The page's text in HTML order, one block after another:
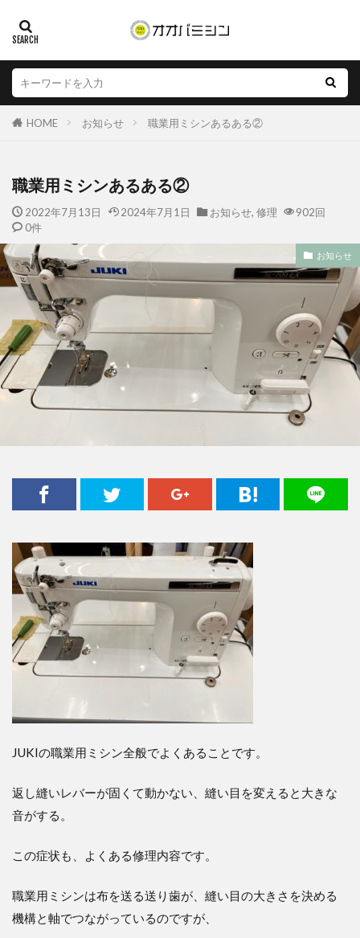
HOME お知らせ 職業用ミシンあるある②
職業用ミシンあるある②
2022年7月13日 2024年7月1日 お知らせ, 修理
902回
0件
お知らせ
JUKIの職業用ミシン全般でよくあることです。
返し縫いレバーが固くて動かない、縫い目を変えると大きな
音がする。
この症状も、よくある修理内容です。
職業用ミシンは布を送る送り歯が、縫い目の大きさを決める
機構と軸でつながっているのですが、